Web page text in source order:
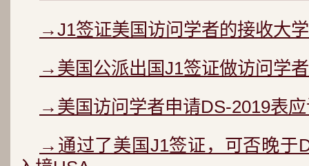
→J1签证美国访问学者的接收大
→美国公派出国J1签证做访问学
→美国访问学者申请DS-2019表
→通过了美国J1签证，可否晚于